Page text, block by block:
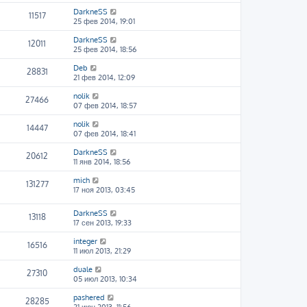
11517
DarkneSS
25 фев 2014, 19:01
12011
DarkneSS
25 фев 2014, 18:56
28831
Deb
21 фев 2014, 12:09
27466
nolik
07 фев 2014, 18:57
14447
nolik
07 фев 2014, 18:41
20612
DarkneSS
11 янв 2014, 18:56
131277
mich
17 ноя 2013, 03:45
13118
DarkneSS
17 сен 2013, 19:33
16516
integer
11 июл 2013, 21:29
27310
duale
05 июл 2013, 10:34
28285
pashered